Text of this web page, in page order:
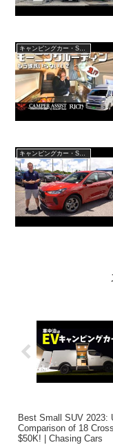
キャンピングカー・SUV人気車種
Best Small SUV 2023:
Comparison of 18
$50K! | Chasing Cars